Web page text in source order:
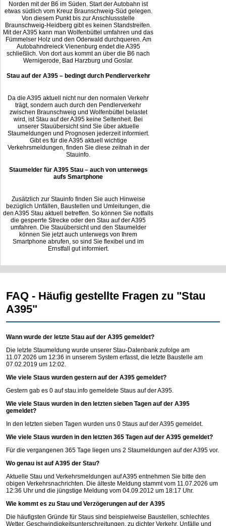
Norden mit der B6 im Süden. Start der Autobahn ist
etwas südlich vom Kreuz Braunschweig-Süd gelegen.
Von diesem Punkt bis zur Anschlussstelle
Braunschweig-Heidberg gibt es keinen Standstreifen.
Mit der A395 kann man Wolfenbüttel umfahren und das
Fümmelser Holz und den Oderwald durchqueren. Am
Autobahndreieck Vienenburg endet die A395
schließlich. Von dort aus kommt an über die B6 nach
Wernigerode, Bad Harzburg und Goslar.
Stau auf der A395 – bedingt durch Pendlerverkehr
Da die A395 aktuell nicht nur den normalen Verkehr
trägt, sondern auch durch den Pendlerverkehr
zwischen Braunschweig und Wolfenbüttel belastet
wird, ist Stau auf der A395 keine Seltenheit. Bei
unserer Stauübersicht sind Sie über aktuelle
Staumeldungen und Prognosen jederzeit informiert.
Gibt es für die A395 aktuell wichtige
Verkehrsmeldungen, finden Sie diese zeitnah in der
Stauinfo.
Staumelder für A395 Stau – auch von unterwegs
aufs Smartphone
Zusätzlich zur Stauinfo finden Sie auch Hinweise
bezüglich Unfällen, Baustellen und Umleitungen, die
den A395 Stau aktuell betreffen. So können Sie notfalls
die gesperrte Strecke oder den Stau auf der A395
umfahren. Die Stauübersicht und den Staumelder
können Sie jetzt auch unterwegs von Ihrem
Smartphone abrufen, so sind Sie flexibel und im
Ernstfall gut informiert.
FAQ - Häufig gestellte Fragen zu "Stau
A395"
Wann wurde der letzte Stau auf der A395 gemeldet?
Die letzte Staumeldung wurde unserer Stau-Datenbank zufolge am
11.07.2026 um 12:36 in unserem System erfasst, die letzte Baustelle am
07.02.2019 um 12:02.
Wie viele Staus wurden gestern auf der A395 gemeldet?
Gestern gab es 0 aufstau.info gemeldete Staus auf der A395.
Wie viele Staus wurden in den letzten sieben Tagen auf der A395
gemeldet?
In den letzten sieben Tagen wurden uns 0 Staus auf der A395 gemeldet.
Wie viele Staus wurden in den letzten 365 Tagen auf der A395 gemeldet?
Für die vergangenen 365 Tage liegen uns 2 Staumeldungen auf der A395 vor.
Wo genau ist auf A395 der Stau?
Aktuelle Stau und Verkehrsmeldungen auf A395 entnehmen Sie bitte den
obigen Verkehrsnachrichten. Die älteste Meldung stammt vom 11.07.2026 um
12:36 Uhr und die jüngstige Meldung vom 04.09.2012 um 18:17 Uhr.
Wie kommt es zu Stau und Verzögerungen auf der A395
Die häufigsten Gründe für Staus sind beispielweise Baustellen, schlechtes
Wetter, Geschwindigkeitsunterschreitungen, zu dichter Verkehr, Unfälle und